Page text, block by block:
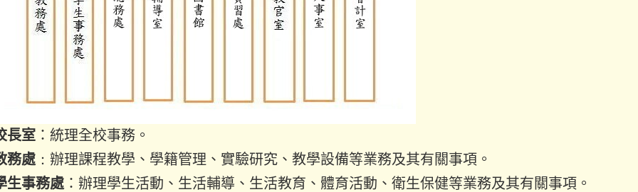
長室 ：統理全校事務。
務處 ： 辦理課程教學、學籍管理、實驗研究、教學設備等業務及其有關事項。
生事務處 ：辦理學生活動、生活輔導、生活教育、體育活動、衛生保健等業務及其有關事項。